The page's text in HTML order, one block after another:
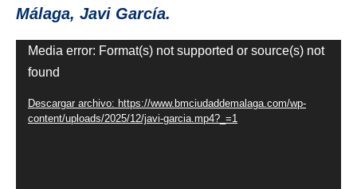
Málaga, Javi García.
Reproductor
de
vídeo
Media error: Format(s) not supported or source(s) not
found
Descargar archivo: https://www.bmciudaddemalaga.com/wp-
content/uploads/2025/12/javi-garcia.mp4?_=1